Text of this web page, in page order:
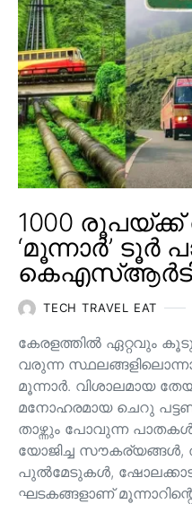
1000 രൂപയ്ക്ക്
‘മൂന്നാർ’ ടൂർ
TECH TRAVEL EAT
കേരളത്തിൽ ഏറ്റവും
വരുന്ന
മൂന്നാർ. വിശാലമായ
മനോഹരമായ ചെറു
താഴ്ന്നും പോവുന്ന
യോജിച്ച
പുൽമേടുകൾ,
ഘടകങ്ങളാണ്